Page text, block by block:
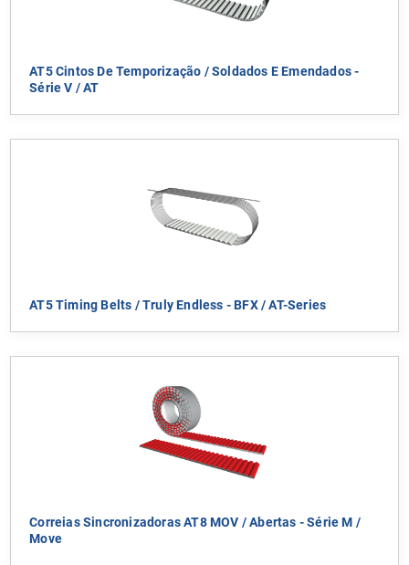
AT5 Cintos De Temporização / Soldados E Emendados -
Série V / AT
AT5 Timing Belts / Truly Endless - BFX / AT-Series
Correias Sincronizadoras AT8 MOV / Abertas - Série M /
Move